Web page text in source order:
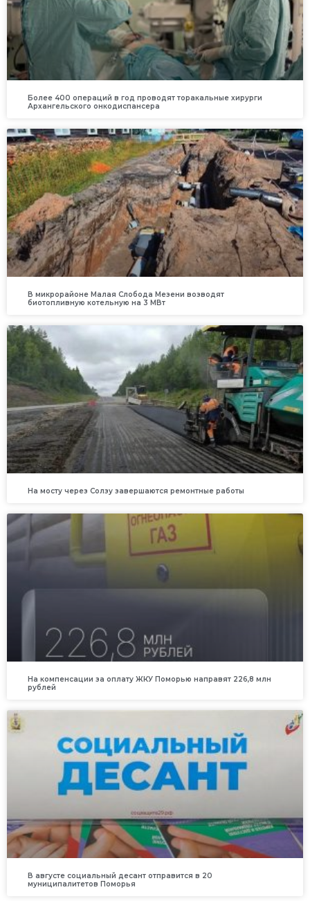
Более 400 операций в год проводят торакальные хирурги
Архангельского онкодиспансера
В микрорайоне Малая Слобода Мезени возводят
биотопливную котельную на 3 МВт
На мосту через Солзу завершаются ремонтные работы
На компенсации за оплату ЖКУ Поморью направят 226,8 млн
рублей
В августе социальный десант отправится в 20
муниципалитетов Поморья